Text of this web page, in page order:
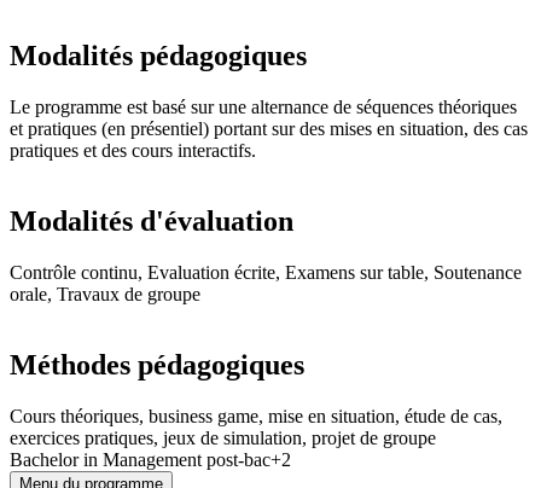
Modalités pédagogiques
Le programme est basé sur une alternance de séquences théoriques
et pratiques (en présentiel) portant sur des mises en situation, des cas
pratiques et des cours interactifs.
Modalités d'évaluation
Contrôle continu, Evaluation écrite, Examens sur table, Soutenance
orale, Travaux de groupe
Méthodes pédagogiques
Cours théoriques, business game, mise en situation, étude de cas,
exercices pratiques, jeux de simulation, projet de groupe
Bachelor in Management post-bac+2
Menu du programme